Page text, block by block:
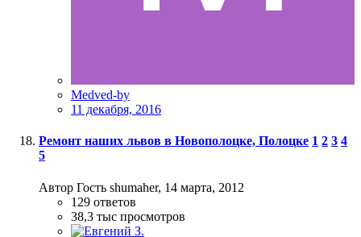
Medved-by
11 декабря, 2016
Ремонт наших львов в Новополоцке, Полоцке 1 2 3 4
5
Автор Гость shumaher, 14 марта, 2012
129 ответов
38,3 тыс просмотров